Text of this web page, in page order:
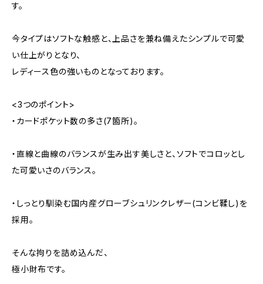
す。
今タイプはソフトな触感と、上品さを兼ね備えたシンプルで可愛
い仕上がりとなり、
レディース色の強いものとなっております。
<3つのポイント>
・カードポケット数の多さ(7箇所)。
・直線と曲線のバランスが生み出す美しさと、ソフトでコロッとし
た可愛いさのバランス。
・しっとり馴染む国内産グローブシュリンクレザー(コンビ鞣し)を
採用。
そんな拘りを詰め込んだ、
極小財布です。